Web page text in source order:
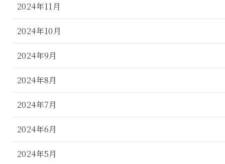
2024年11月
2024年10月
2024年9月
2024年8月
2024年7月
2024年6月
2024年5月